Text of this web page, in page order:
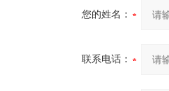
您的姓名：
联系电话：